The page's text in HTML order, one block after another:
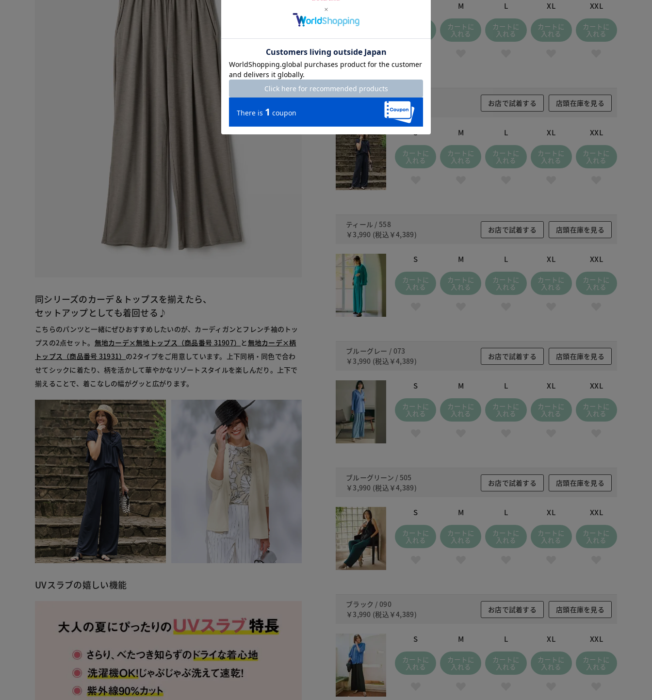
同シリーズのカーデ＆トップスを揃えたら、
セットアップとしても着回せる♪
こちらのパンツと一緒にぜひおすすめしたいのが、カーディガンとフレンチ袖のトッ
プスの2点セット。 無地カーデ×無地トップス（商品番号 31907） と無地カーデ×柄
トップス（商品番号 31931） の2タイプをご用意しています。上下同柄・同色で合わ
せてシックに着たり、柄を活かして華やかなリゾートスタイルを楽しんだり。上下で
揃えることで、着こなしの幅がグッと広がります。
UVスラブの嬉しい機能
M
カートに
入れる
L
カートに
入れる
XL
カートに
入れる
XXL
カートに
入れる
ネイビー / 480
(税込￥4,389)
お店で試着する 店頭在庫を見る
S
カートに
入れる
M
カートに
入れる
L
カートに
入れる
XL
カートに
入れる
XXL
カートに
入れる
ティール / 558
￥3,990 (税込 ￥4,389)
お店で試着する 店頭在庫を見る
S
カートに
入れる
M
カートに
入れる
L
カートに
入れる
XL
カートに
入れる
XXL
カートに
入れる
ブルーグレー / 073
￥3,990 (税込 ￥4,389)
お店で試着する 店頭在庫を見る
S
カートに
入れる
M
カートに
入れる
L
カートに
入れる
XL
カートに
入れる
XXL
カートに
入れる
ブルーグリーン / 505
￥3,990 (税込 ￥4,389)
お店で試着する 店頭在庫を見る
S
カートに
入れる
M
カートに
入れる
L
カートに
入れる
XL
カートに
入れる
XXL
カートに
入れる
ブラック / 090
￥3,990 (税込 ￥4,389)
お店で試着する 店頭在庫を見る
S
カートに
入れる
M
カートに
入れる
L
カートに
入れる
XL
カートに
入れる
XXL
カートに
入れる